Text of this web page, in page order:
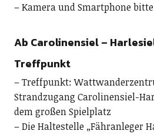
– Kamera und Smartphone
Ab Carolinensiel –
Treffpunkt
– Treffpunkt:
Strandzugang Carolinensiel-
dem großen Spielplatz
– Die Haltestelle „Fähranleger